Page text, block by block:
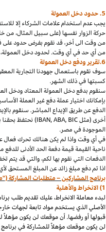
5. حدود دخل العمولة
يجب عدم استخدام علامات الشركاء إلا
حركة الزوار نفسها (على سبيل المثال، من
من وقت الىأخر،قد نقوم بفرض حدود
من أي حد في أي وقت. لحدود دخل العمولة،
6.تقرير ودفع دخل العمولة
سوف نقوم باستعمال جهودنا التجارية
كسبتها في ذلك الشهر.
بإمكانك اختيار عملة دفع غير العملة
الدفع عن طريق الإيداع المباشر. سنقوم
أخرى (مثل
IBAN,ABA, BIC ) نحتفظ
الموجودةفي مصر.
في أي وقتواذا لم يكن هنالك تحرك فعال
ناحية القيمة قيمة دفعة الحد الأدنى للدفع
الدفعات التي نقوم بها لكم،والتي قد يتم
اذا تم دفع مبلغ زائد عن المبلغ المستحق
برنامج المشاركين – متطلبات المشاركة
1) الانخراط والأهلية
لبدء معاملة الانخراط، عليك تقديم طلب
الأصلي الذي يستخدم مواد تابعة لجهات
قبولها أو رفضها. أن موقعك لن يكون مؤهلاً
لن يكون موقعك مؤهلاً للمشاركة في